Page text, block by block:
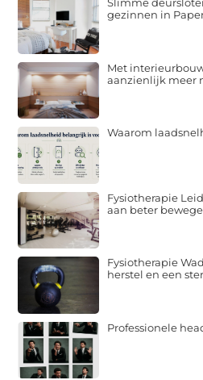
gezinnen in
Met
aanzienlijk meer
Waarom
Fysiotherapie
aan beter
Fysiotherapie
herstel en een
Professionele